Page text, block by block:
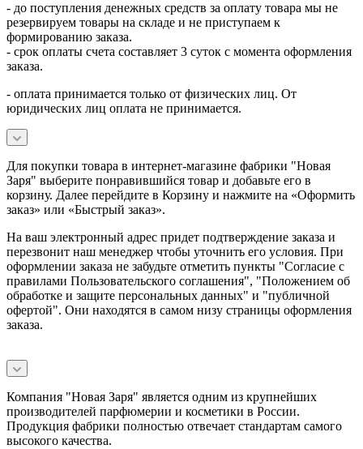
- до поступления денежных средств за оплату товара мы не
резервируем товары на складе и не приступаем к
формированию заказа.
- срок оплаты счета составляет 3 суток с момента оформления
заказа.
- оплата принимается только от физических лиц. От
юридических лиц оплата не принимается.
Для покупки товара в интернет-магазине фабрики "Новая
Заря" выберите понравившийся товар и добавьте его в
корзину. Далее перейдите в Корзину и нажмите на «Оформить
заказ» или «Быстрый заказ».
На ваш электронный адрес придет подтверждение заказа и
перезвонит наш менеджер чтобы уточнить его условия. При
оформлении заказа не забудьте отметить пункты "Согласие с
правилами Пользовательского соглашения", "Положением об
обработке и защите персональных данных" и "публичной
офертой". Они находятся в самом низу страницы оформления
заказа.
Компания "Новая Заря" является одним из крупнейших
производителей парфюмерии и косметики в России.
Продукция фабрики полностью отвечает стандартам самого
высокого качества.